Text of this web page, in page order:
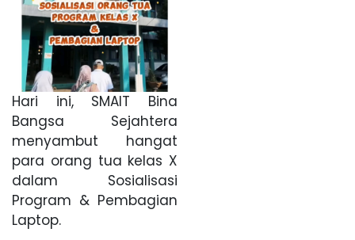
Hari ini, SMAIT Bina
Bangsa Sejahtera
menyambut hangat
para orang tua kelas X
dalam Sosialisasi
Program & Pembagian
Laptop.